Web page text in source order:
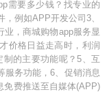
需要多少钱？找专业的
例如APP开发公司3、
，商城购物app服务显
价格日益走高时，利润
的主要功能呢？5、互
服务功能，6、促销消息
免费推送至自媒体(APP)